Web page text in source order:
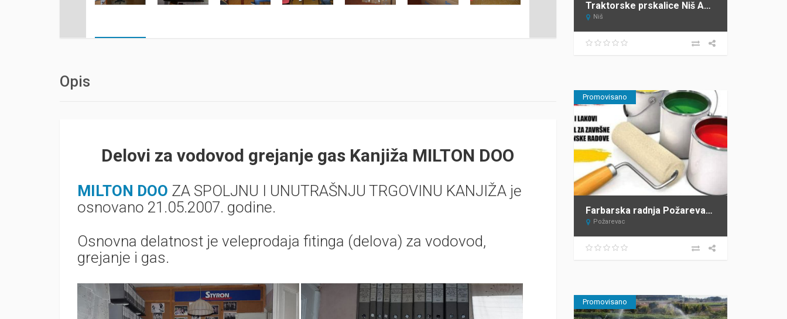
Opis
Delovi za vodovod grejanje gas Kanjiža MILTON DOO
MILTON DOO ZA SPOLJNU I UNUTRAŠNJU TRGOVINU KANJIŽA je
osnovano 21.05.2007. godine.
Osnovna delatnost je veleprodaja fitinga (delova) za vodovod,
grejanje i gas.
Traktorske prskalice Niš AGRON MAG DOO
Niš
Promovisano
Farbarska radnja Požarevac LEKA COLOR
Požarevac
Promovisano